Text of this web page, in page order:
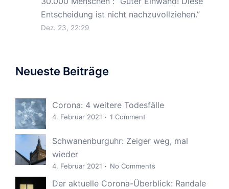
Entscheidung ist nicht nachzuvollziehen.”
Dez. 23, 22:29
Neueste Beiträge
Corona: 4 weitere Todesfälle
4. Februar 2021 1 Comment
Schwanenburguhr: Zeiger weg, mal
wieder
4. Februar 2021 No Comments
Der aktuelle Corona-Überblick: Randale